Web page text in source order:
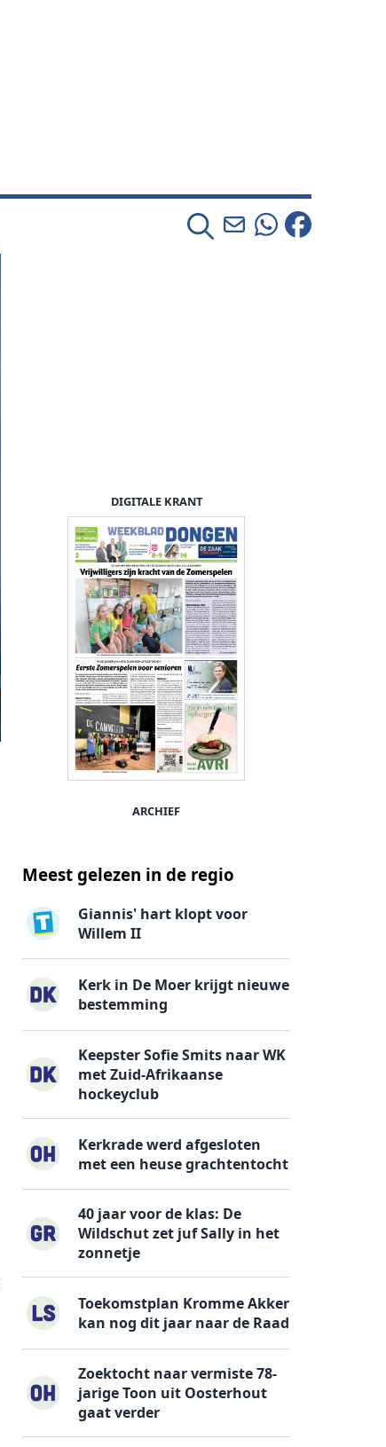
DIGITALE KRANT
ARCHIEF
Meest gelezen in de regio
Giannis' hart klopt voor
Willem II
Kerk in De Moer krijgt nieuwe
bestemming
Keepster Sofie Smits naar WK
met Zuid-Afrikaanse
hockeyclub
Kerkrade werd afgesloten
met een heuse grachtentocht
40 jaar voor de klas: De
Wildschut zet juf Sally in het
zonnetje
Toekomstplan Kromme Akker
kan nog dit jaar naar de Raad
Zoektocht naar vermiste 78-
jarige Toon uit Oosterhout
gaat verder